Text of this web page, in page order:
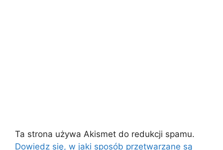
Ta strona używa Akismet do redukcji spamu.
Dowiedz się, w jaki sposób przetwarzane są